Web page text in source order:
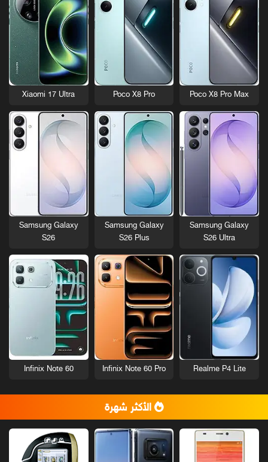
Poco X8 Pro Max
Poco X8 Pro
Xiaomi 17 Ultra
Samsung Galaxy
S26 Ultra
Samsung Galaxy
S26 Plus
Samsung Galaxy
S26
Realme P4 Lite
Infinix Note 60 Pro
Infinix Note 60
الأكثر شهرة